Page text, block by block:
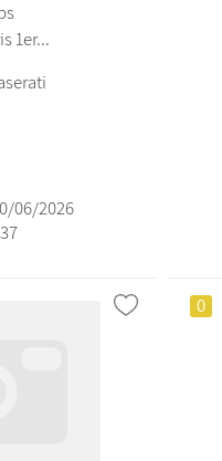
1er...
06/2026
0